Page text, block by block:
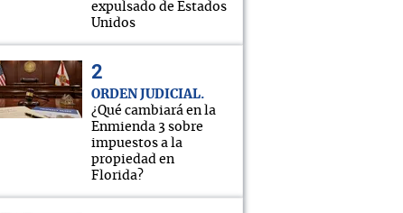
expulsado de Estados
Unidos
ORDEN JUDICIAL
¿Qué cambiará en la
Enmienda 3 sobre
impuestos a la
propiedad en
Florida?